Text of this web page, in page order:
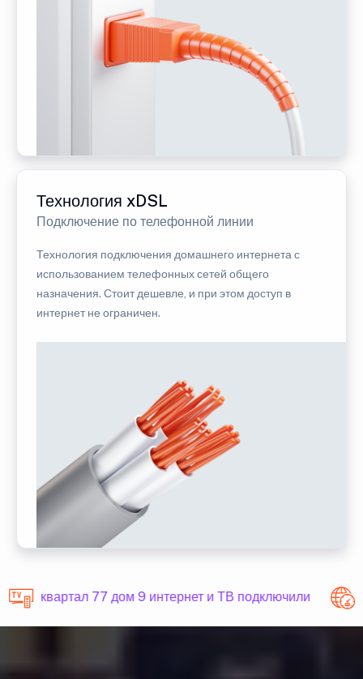
Технология xDSL
Подключение по телефонной линии
Технология подключения домашнего интернета с
использованием телефонных сетей общего
назначения. Стоит дешевле, и при этом доступ в
интернет не ограничен.
квартал 77 дом 9 интернет и ТВ подключили